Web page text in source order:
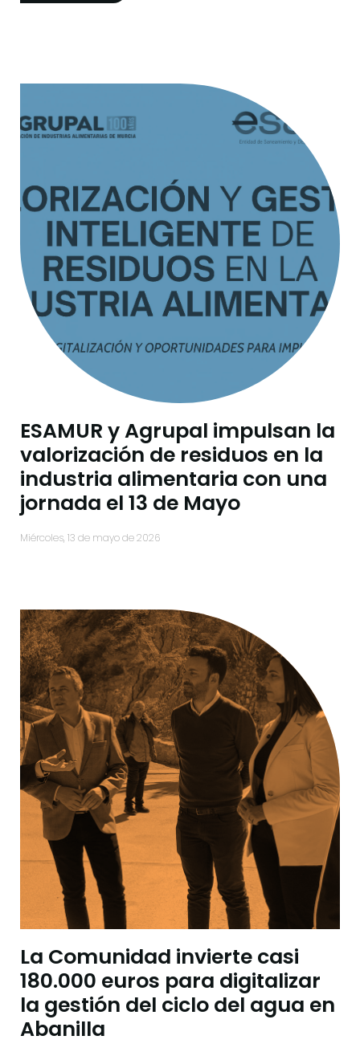
ESAMUR y Agrupal impulsan la
valorización de residuos en la
industria alimentaria con una
jornada el 13 de Mayo
miércoles, 13 de mayo de 2026
La Comunidad invierte casi
180.000 euros para digitalizar
la gestión del ciclo del agua en
Abanilla